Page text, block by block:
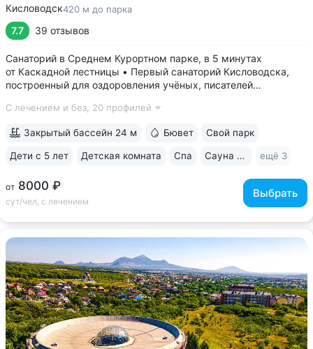
Кисловодск420 м до парка
7.7 39 отзывов
Санаторий в Среднем Курортном парке, в 5 минутах
от Каскадной лестницы • Первый санаторий Кисловодска,
построенный для оздоровления учёных, писателей
Ахматова, Станиславский, Вернадский, Маршак •
С лечением и без, 20 профилей
от 8000 ₽
сут/чел, с лечением
Выбрать
Закрытый бассейн 24 м Бювет Свой парк
Дети с 5 лет Детская комната Спа Сауна / хаммам ещё 3